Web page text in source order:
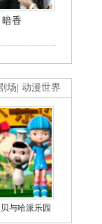
暗香
场 动漫世界
与哈派乐园